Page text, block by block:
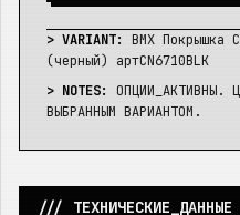
> VARIANT:
BMX
(черный) артCN6710BLK
> NOTES:
ОПЦИИ_АКТИВНЫ.
ВЫБРАННЫМ ВАРИАНТОМ.
/// ТЕХНИЧЕСКИЕ_ДАННЫЕ